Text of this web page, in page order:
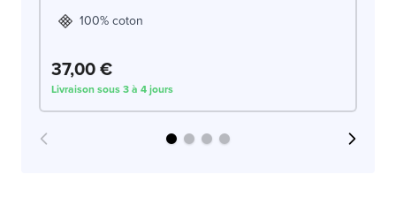
100% coton
37,00 €
Livraison sous 3 à 4 jours